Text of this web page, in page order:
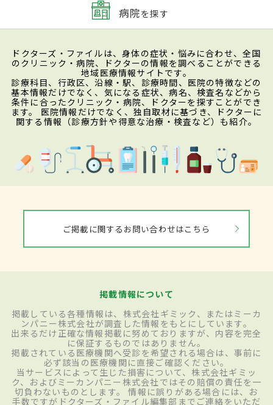
病院を探す
ドクターズ・ファイルは、身体の症状・悩みに合わせ、全国
のクリニック・病院、ドクターの情報を調べることができる
地域医療情報サイトです。
診療科目、行政区、沿線・駅、診療時間、医院の特徴などの
基本情報だけでなく、気になる症状、病名、検査名などから
条件に合ったクリニック・病院、ドクターを探すことができ
ます。 医院情報だけでなく、独自取材に基づき、ドクターに
関する情報（診療方針や得意な治療・検査など）も紹介。
ご掲載に関するお問い合わせはこちら
掲載情報について
掲載している各種情報は、株式会社ギミック、またはミーカ
ンパニー株式会社が調査した情報をもとにしています。
出来るだけ正確な情報掲載に努めておりますが、内容を完全
に保証するものではありません。
掲載されている医療機関へ受診を希望される場合は、事前に
必ず該当の医療機関に直接ご確認ください。
当サービスによって生じた損害について、株式会社ギミッ
ク、およびミーカンパニー株式会社ではその賠償の責任を一
切負わないものとします。 情報に誤りがある場合には、お
手数ですがドクターズ・ファイル編集部までご連絡をいただ